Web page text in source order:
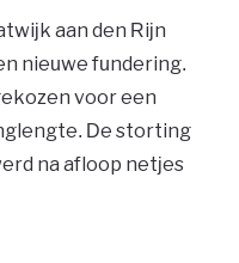
aan den Rijn
nieuwe fundering.
voor een
De storting
na afloop netjes